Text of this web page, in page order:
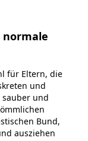
normale
für Eltern, die
und
und
Bund,
ausziehen